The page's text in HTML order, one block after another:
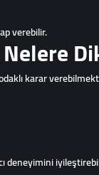
verebilir.
Nelere
karar
deneyimini